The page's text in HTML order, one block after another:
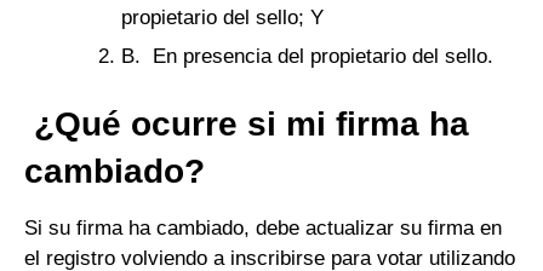
propietario del sello; Y
B. En presencia del propietario del sello.
¿Qué ocurre si mi firma ha
cambiado?
Si su firma ha cambiado, debe actualizar su firma en
el registro volviendo a inscribirse para votar utilizando